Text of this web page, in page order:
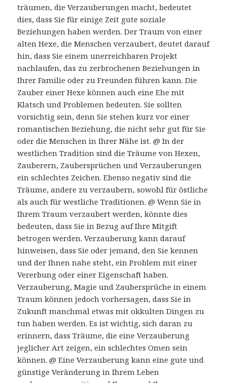
träumen, die Verzauberungen macht, bedeutet
dies, dass Sie für einige Zeit gute soziale
Beziehungen haben werden. Der Traum von einer
alten Hexe, die Menschen verzaubert, deutet darauf
hin, dass Sie einem unerreichbaren Projekt
nachlaufen, das zu zerbrochenen Beziehungen in
Ihrer Familie oder zu Freunden führen kann. Die
Zauber einer Hexe können auch eine Ehe mit
Klatsch und Problemen bedeuten. Sie sollten
vorsichtig sein, denn Sie stehen kurz vor einer
romantischen Beziehung, die nicht sehr gut für Sie
oder die Menschen in Ihrer Nähe ist. @ In der
westlichen Tradition sind die Träume von Hexen,
Zauberern, Zaubersprüchen und Verzauberungen
ein schlechtes Zeichen. Ebenso negativ sind die
Träume, andere zu verzaubern, sowohl für östliche
als auch für westliche Traditionen. @ Wenn Sie in
Ihrem Traum verzaubert werden, könnte dies
bedeuten, dass Sie in Bezug auf Ihre Mitgift
betrogen werden. Verzauberung kann darauf
hinweisen, dass Sie oder jemand, den Sie kennen
und der Ihnen nahe steht, ein Problem mit einer
Vererbung oder einer Eigenschaft haben.
Verzauberung, Magie und Zaubersprüche in einem
Traum können jedoch vorhersagen, dass Sie in
Zukunft manchmal etwas mit okkulten Dingen zu
tun haben werden. Es ist wichtig, sich daran zu
erinnern, dass Träume, die eine Verzauberung
jeglicher Art zeigen, ein schlechtes Omen sein
können. @ Eine Verzauberung kann eine gute und
günstige Veränderung in Ihrem Leben